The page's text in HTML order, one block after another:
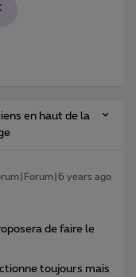
en haut de la
years ago
de faire le
toujours mais